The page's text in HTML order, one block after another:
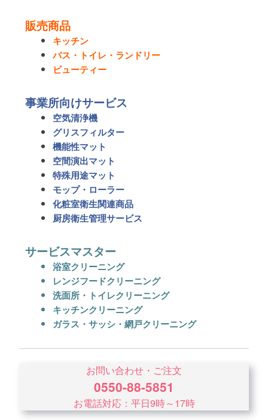
販売商品
キッチン
バス・トイレ・ランドリー
ビューティー
事業所向けサービス
空気清浄機
グリスフィルター
機能性マット
空間演出マット
特殊用途マット
モップ・ローラー
化粧室衛生関連商品
厨房衛生管理サービス
サービスマスター
浴室クリーニング
レンジフードクリーニング
洗面所・トイレクリーニング
キッチンクリーニング
ガラス・サッシ・網戸クリーニング
お問い合わせ・ご注文
0550-88-5851
お電話対応：平日9時～17時